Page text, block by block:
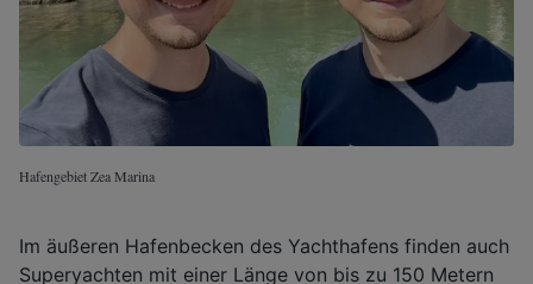
Hafengebiet Zea Marina
Im äußeren Hafenbecken des Yachthafens finden auch
Superyachten mit einer Länge von bis zu 150 Metern